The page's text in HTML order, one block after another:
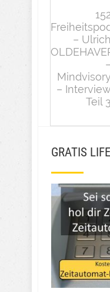
– Ulrich
–
Mindvisory
– Interview
Teil 3
GRATIS